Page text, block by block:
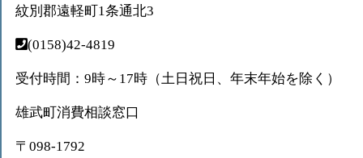
紋別郡遠軽町1条通北3
(0158)42-4819
受付時間：9時～17時（土日祝日、年末年始を除く）
雄武町消費相談窓口
〒098-1792